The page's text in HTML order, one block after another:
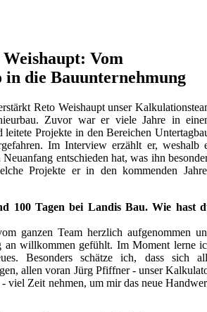
Weishaupt: Vom
die Bauunternehmung
Reto Weishaupt unser
Zuvor war er viele Jahre in
leitete Projekte in den Bereichen
Im Interview erzählt er, weshalb
entschieden hat, was ihn
Projekte er in den kommenden
100 Tagen bei Landis Bau. Wie hast
ganzen Team herzlich aufgenommen
an willkommen gefühlt. Im Moment lerne
Besonders schätze ich, dass sich
allen voran Jürg Pfiffner - unser
viel Zeit nehmen, um mir das neue